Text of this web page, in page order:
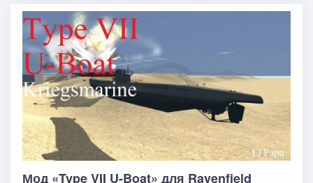
Мод «Type VII U-Boat» для Ravenfield